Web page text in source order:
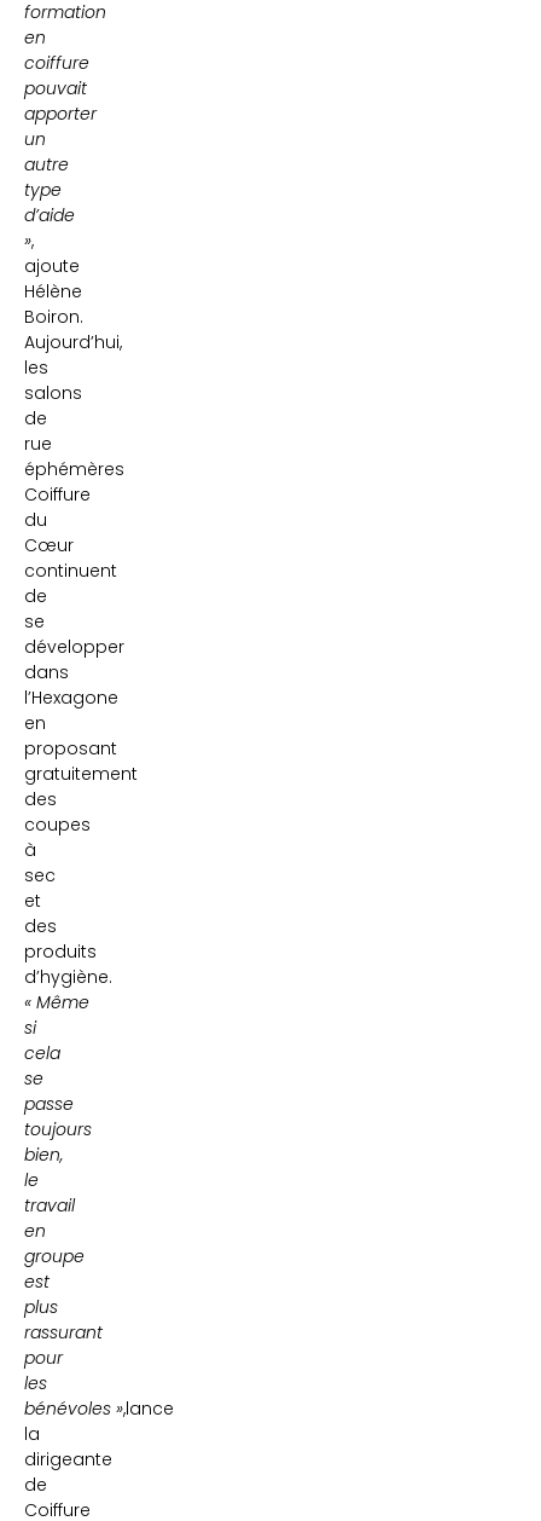
formation
en
coiffure
pouvait
apporter
un
autre
type
d’aide
»,
ajoute
Hélène
Boiron.
Aujourd’hui,
les
salons
de
rue
éphémères
Coiffure
du
Cœur
continuent
de
se
développer
dans
l’Hexagone
en
proposant
gratuitement
des
coupes
à
sec
et
des
produits
d’hygiène.
« Même
si
cela
se
passe
toujours
bien,
le
travail
en
groupe
est
plus
rassurant
pour
les
bénévoles »,lance
la
dirigeante
de
Coiffure